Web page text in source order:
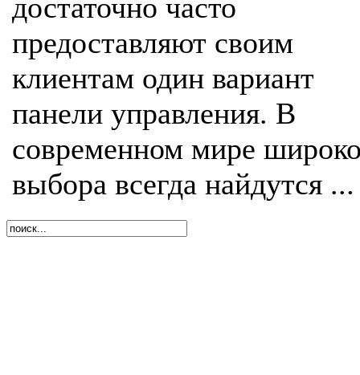
достаточно часто
предоставляют своим
клиентам один вариант
панели управления. В
современном мире
выбора всегда найдутся ...